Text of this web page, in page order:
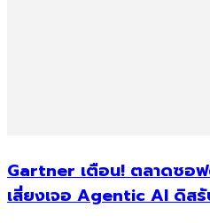
Gartner เตือน! ตลาดซอ
เสี่ยงเจอ Agentic AI ดิส